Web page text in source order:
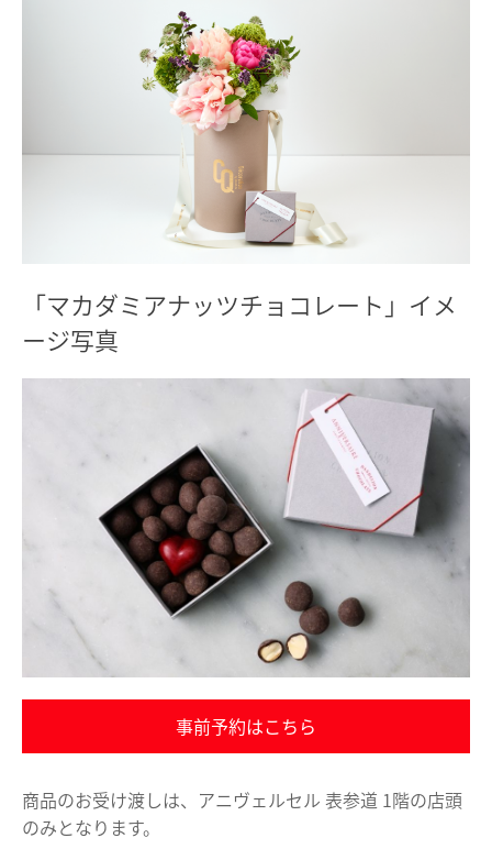
「マカダミアナッツチョコレート」イメ
ージ写真
事前予約はこちら
商品のお受け渡しは、アニヴェルセル 表参道 1階の店頭
のみとなります。